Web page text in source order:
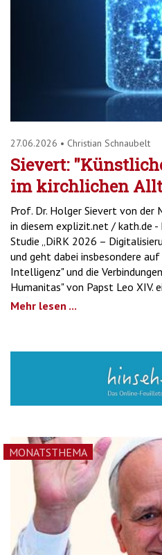
27.06.2026 • Christian Schnaubelt
Sievert:
im kirchlichen
Prof. Dr. Holger Sievert von
in diesem explizit.net / kath.de -
Studie „DiRK 2026 –
und geht dabei insbesondere
Intelligenz" und die
Humanitas" von Papst Leo XIV.
Mehr lesen ...
MONATSTHEMA